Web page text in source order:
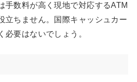
手数料が高く現地で対応するATM
立ちません。国際キャッシュカー
必要はないでしょう。